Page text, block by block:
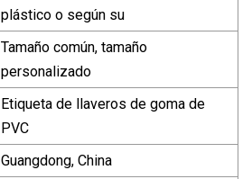
plástico o según su
Tamaño común, tamaño
personalizado
Etiqueta de llaveros de goma de
PVC
Guangdong, China